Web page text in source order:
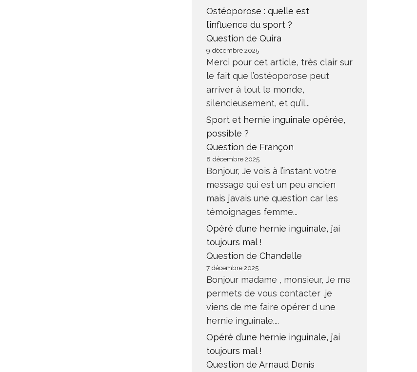
Ostéoporose : quelle est
l’influence du sport ?
Question de Quira
9 décembre 2025
Merci pour cet article, très clair sur
le fait que l’ostéoporose peut
arriver à tout le monde,
silencieusement, et qu’il...
Sport et hernie inguinale opérée,
possible ?
Question de Françon
8 décembre 2025
Bonjour, Je vois à l’instant votre
message qui est un peu ancien
mais j’avais une question car les
témoignages femme...
Opéré d’une hernie inguinale, j’ai
toujours mal !
Question de Chandelle
7 décembre 2025
Bonjour madame , monsieur, Je me
permets de vous contacter ,je
viens de me faire opérer d une
hernie inguinale....
Opéré d’une hernie inguinale, j’ai
toujours mal !
Question de Arnaud Denis